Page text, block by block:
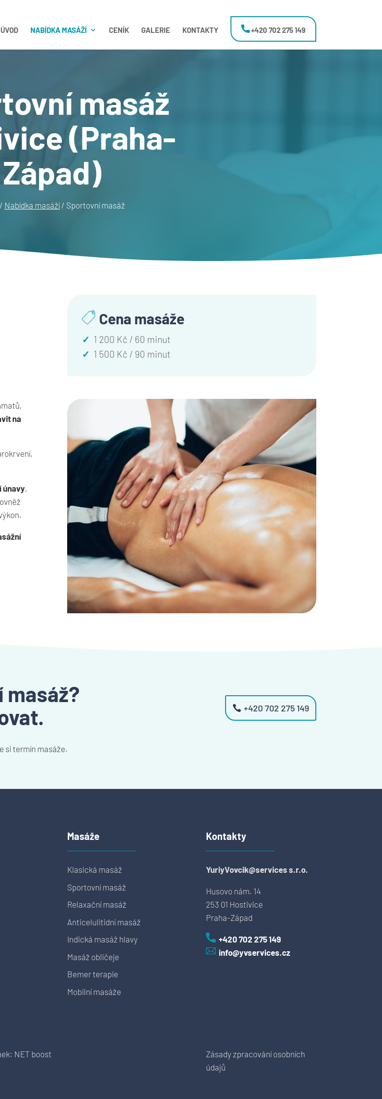
ÚVOD NABÍDKA MASÁŽÍ CENÍK GALERIE KONTAKTY +420 702 275 149
masáž
(Praha-
Západ)
/ Nabídka masáží/ Sportovní masáž
Cena masáže
✓ 1 200 Kč / 60 minut
✓ 1 500 Kč / 90 minut
na
únavy,
masáž?
si termín masáže.
+420 702 275 149
Masáže
Klasická masáž
Sportovní masáž
Relaxační masáž
Anticelulitidní masáž
Indická masáž hlavy
Masáž obličeje
Bemer terapie
Mobilní masáže
Kontakty
YuriyVovcik@services s.r.o.
Husovo nám. 14
253 01 Hostivice
Praha-Západ
+420 702 275 149
info@yvservices.cz
NET boost
Zásady zpracování osobních
údajů